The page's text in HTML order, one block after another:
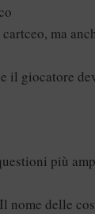
ma
il giocatore
più
nome delle